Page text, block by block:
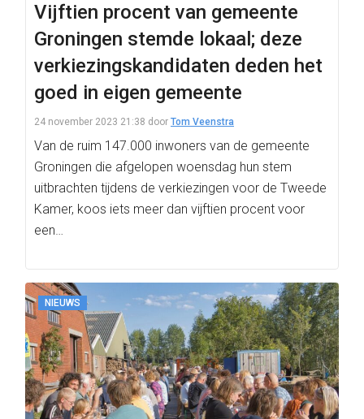
Vijftien procent van gemeente
Groningen stemde lokaal; deze
verkiezingskandidaten deden het
goed in eigen gemeente
24 november 2023 21:38 door Tom Veenstra
Van de ruim 147.000 inwoners van de gemeente
Groningen die afgelopen woensdag hun stem
uitbrachten tijdens de verkiezingen voor de Tweede
Kamer, koos iets meer dan vijftien procent voor
een…
NIEUWS